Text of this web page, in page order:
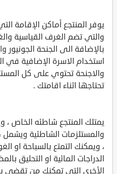
والتي تضم الغرف القياسية
بالإضافة الى الجنحة الجونيور
استخدام الاسرة الإضافية في
والاجنحة تحتوي على كل
تحتاجها اثناء اقامتك .
يمتلك المنتجع شاطئه الخاص ،
والمستلزمات الشاطئية
، ويمكنك التمتع بالسباحة او
الدراجات المائية او التحليق
الأخرى التي تمكنك من تقضي